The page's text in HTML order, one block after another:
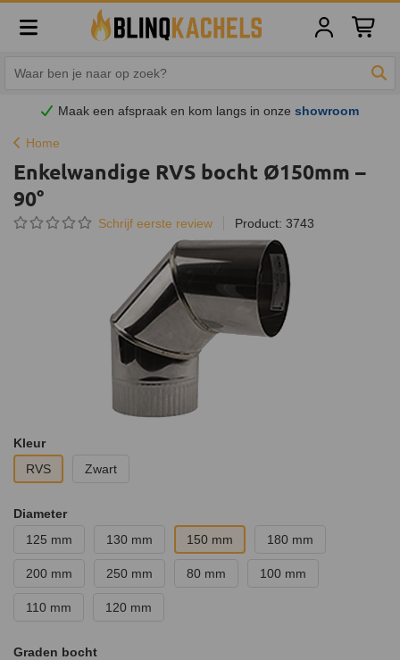
Maak een afspraak en kom langs in onzeshowroom
Home
Enkelwandige RVS bocht Ø150mm –
90°
Schrijf eerste review Product: 3743
Kleur
RVS
Zwart
Diameter
125 mm
130 mm 150 mm 180 mm
200 mm 250 mm 80 mm 100 mm
110 mm 120 mm
Graden bocht